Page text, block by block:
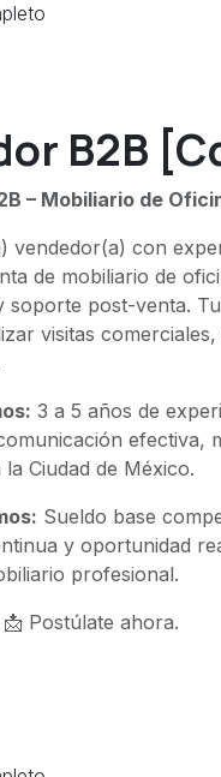
B2B
– Mobiliario de
vendedor(a) con
de mobiliario de
soporte post-venta.
visitas
3 a 5 años de
efectiva,
Ciudad de México.
Sueldo base
y oportunidad
profesional.
Postúlate ahora.